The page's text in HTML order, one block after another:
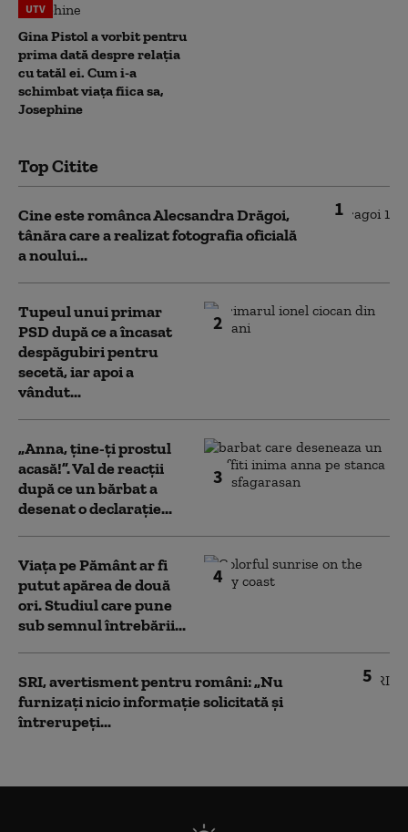
UTV
Gina Pistol a vorbit pentru
prima dată despre relația
cu tatăl ei. Cum i-a
schimbat viața fiica sa,
Josephine
Top Citite
1
Cine este românca Alecsandra Drăgoi,
tânăra care a realizat fotografia oficială
a noului...
2
Tupeul unui primar
PSD după ce a încasat
despăgubiri pentru
secetă, iar apoi a
vândut...
3
„Anna, ţine-ţi prostul
acasă!”. Val de reacții
după ce un bărbat a
desenat o declarație...
4
Viața pe Pământ ar fi
putut apărea de două
ori. Studiul care pune
sub semnul întrebării...
5
SRI, avertisment pentru români: „Nu
furnizați nicio informație solicitată și
întrerupeți...